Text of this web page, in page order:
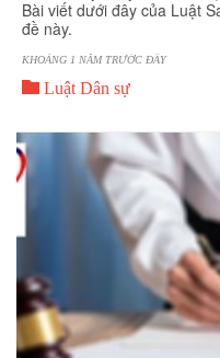
Bài viết dưới đây của Luật
đề này.
KHOẢNG 1 NĂM TRƯỚC ĐÂY
 Luật Dân sự